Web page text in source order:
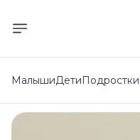
МалышиДетиПодростки